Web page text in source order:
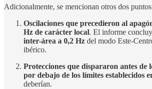
Adicionalmente, se mencionan otros dos
Oscilaciones que precedieron al
Hz de carácter local. El informe
inter-área a 0,2 Hz del modo Este-
ibérico.
Protecciones que dispararon antes de
por debajo de los límites establecidos
deberían.